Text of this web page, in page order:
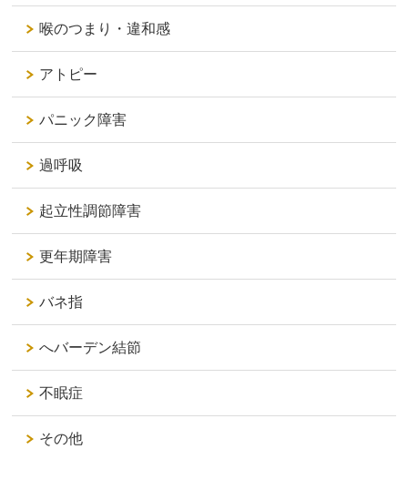
喉のつまり・違和感
アトピー
パニック障害
過呼吸
起立性調節障害
更年期障害
バネ指
へバーデン結節
不眠症
その他